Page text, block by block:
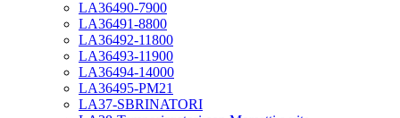
LA36490-7900
LA36491-8800
LA36492-11800
LA36493-11900
LA36494-14000
LA36495-PM21
LA37-SBRINATORI